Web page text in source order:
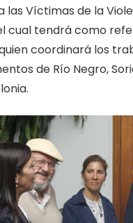
las Víctimas de la
cual tendrá como
coordinará los
de Río Negro,